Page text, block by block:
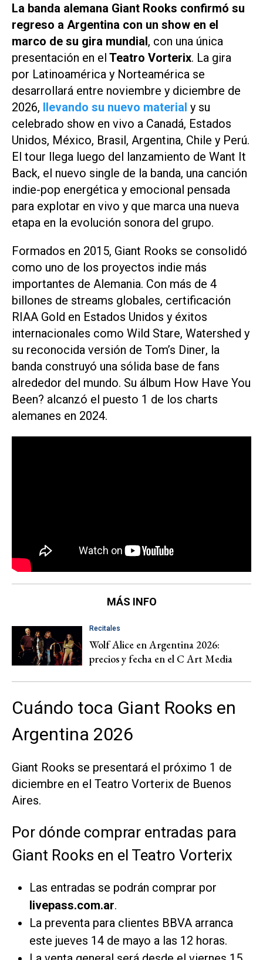
La banda alemana Giant Rooks confirmó su
regreso a Argentina con un show en el
marco de su gira mundial, con una única
presentación en el Teatro Vorterix. La gira
por Latinoamérica y Norteamérica se
desarrollará entre noviembre y diciembre de
2026, llevando su nuevo material y su
celebrado show en vivo a Canadá, Estados
Unidos, México, Brasil, Argentina, Chile y Perú.
El tour llega luego del lanzamiento de Want It
Back, el nuevo single de la banda, una canción
indie-pop energética y emocional pensada
para explotar en vivo y que marca una nueva
etapa en la evolución sonora del grupo.
Formados en 2015, Giant Rooks se consolidó
como uno de los proyectos indie más
importantes de Alemania. Con más de 4
billones de streams globales, certificación
RIAA Gold en Estados Unidos y éxitos
internacionales como Wild Stare, Watershed y
su reconocida versión de Tom’s Diner, la
banda construyó una sólida base de fans
alrededor del mundo. Su álbum How Have You
Been? alcanzó el puesto 1 de los charts
alemanes en 2024.
MÁS INFO
Recitales
Wolf Alice en Argentina 2026:
precios y fecha en el C Art Media
Cuándo toca Giant Rooks en
Argentina 2026
Giant Rooks se presentará el próximo 1 de
diciembre en el Teatro Vorterix de Buenos
Aires.
Por dónde comprar entradas para
Giant Rooks en el Teatro Vorterix
Las entradas se podrán comprar por
livepass.com.ar.
La preventa para clientes BBVA arranca
este jueves 14 de mayo a las 12 horas.